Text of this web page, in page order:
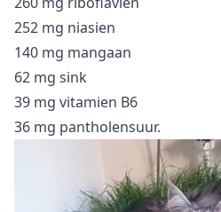
252 mg niasien
140 mg mangaan
62 mg sink
39 mg vitamien B6
36 mg pantholensuur.